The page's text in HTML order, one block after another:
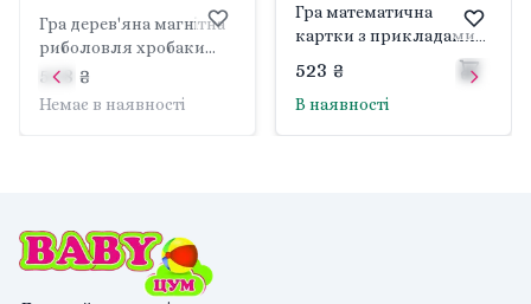
Гра дерев'яна магнітна
риболовля хробаки
бджілки магнітна
паличка вудка щипці у
508 ₴
Немає в наявності
Гра математична
картки з прикладами
21*14*6,5см C60437
Китай
523 ₴
В наявності